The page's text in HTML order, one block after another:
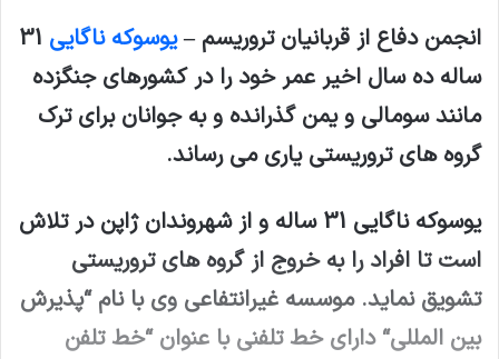
انجمن دفاع از قربانیان تروریسم–یوسوکه ناگایی 31
ساله ده سال اخیر عمر خود را در کشورهای جنگزده
مانند سومالی و یمن گذرانده و به جوانان برای ترک
گروه های تروریستی یاری می رساند.
یوسوکه ناگایی 31 ساله و از شهروندان ژاپن در تلاش
است تا افراد را به خروج از گروه های تروریستی
تشویق نماید. موسسه غیرانتفاعی وی با نام“پذیرش
بین المللی“ دارای خط تلفنی با عنوان “خط تلفن